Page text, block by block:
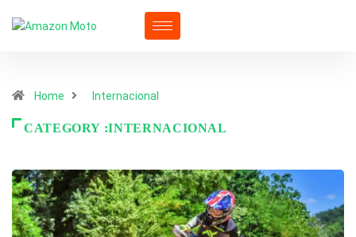
Home Internacional
CATEGORY :INTERNACIONAL